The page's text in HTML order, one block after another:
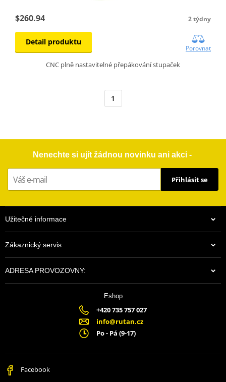
$260.94 2 týdny
Detail produktu
Porovnat
CNC plně nastavitelné přepákování stupaček
1
Nenechte si ujít žádnou novinku ani akci -
Přihlásit se
Užitečné informace
Zákaznický servis
ADRESA PROVOZOVNY:
Eshop
+420 735 757 027
info@rutan.cz
Po - Pá (9-17)
Facebook